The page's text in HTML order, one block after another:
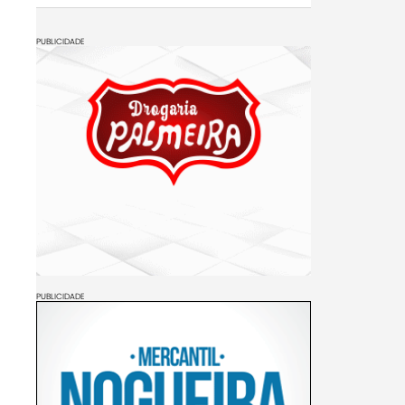
PUBLICIDADE
PUBLICIDADE